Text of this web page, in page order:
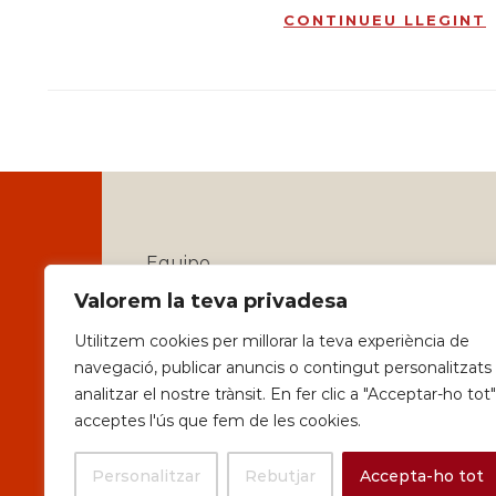
Valorem la teva privadesa
Utilitzem cookies per millorar la teva experiència de
navegació, publicar anuncis o contingut personalitzats
analitzar el nostre trànsit. En fer clic a "Acceptar-ho
acceptes l'ús que fem de les cookies.
Personalitzar Rebutjar Accepta-ho tot
CONTINUEU LLEGINT
Equipo
Identitat
Serveis
Política de privadesa i Avisos Legals